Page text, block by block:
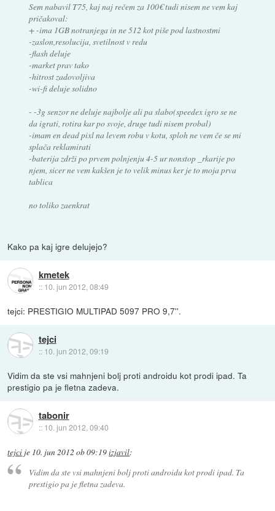
Sem nabavil T75, kaj naj rečem za 100€ tudi nisem ne vem kaj
pričakoval:
+ -ima 1GB notranjega in ne 512 kot piše pod lastnostmi
-zaslon,resolucija, svetilnost v redu
-flash deluje
-market prav tako
-hitrost zadovoljiva
-wi-fi deluje solidno
- -3g senzor ne deluje najbolje ali pa slabo(speedex igro se ne
da igrati, rotira kar po svoje, druge tudi nisem probal)
-imam en dead pixl na levem robu v kotu, sploh ne vem če se mi
splača reklamirati
-baterija zdrži po prvem polnjenju 4-5 ur nonstop _rkarije po
njem, sicer ne vem kakšen je to velik minus ker je to moja prva
tablica
no toliko zaenkrat
Kako pa kaj igre delujejo?
kmetek
:: 10. jun 2012, 08:49
tejci: PRESTIGIO MULTIPAD 5097 PRO 9,7''.
tejci
:: 10. jun 2012, 09:19
Vidim da ste vsi mahnjeni bolj proti androidu kot prodi ipad. Ta
prestigio pa je fletna zadeva.
tabonir
:: 10. jun 2012, 09:40
tejci je 10. jun 2012 ob 09:19izjavil:
Vidim da ste vsi mahnjeni bolj proti androidu kot prodi ipad. Ta
prestigio pa je fletna zadeva.